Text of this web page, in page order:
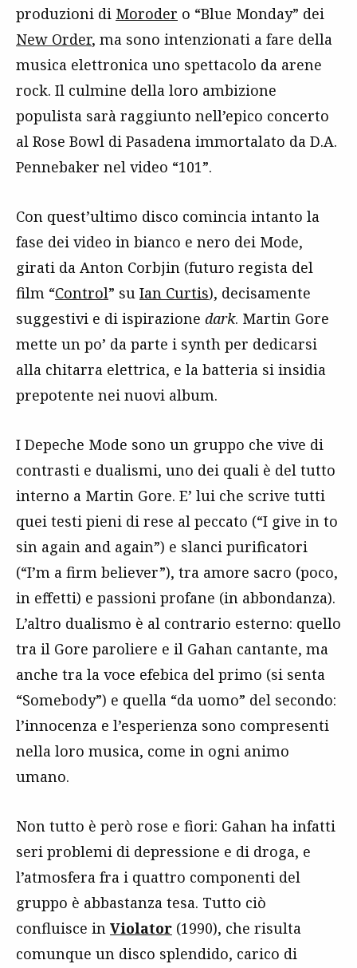
produzioni di Moroder o “Blue Monday” dei
New Order, ma sono intenzionati a fare della
musica elettronica uno spettacolo da arene
rock. Il culmine della loro ambizione
populista sarà raggiunto nell’epico concerto
al Rose Bowl di Pasadena immortalato da D.A.
Pennebaker nel video “101”.
Con quest’ultimo disco comincia intanto la
fase dei video in bianco e nero dei Mode,
girati da Anton Corbjin (futuro regista del
film “Control” su Ian Curtis), decisamente
suggestivi e di ispirazione dark. Martin Gore
mette un po’ da parte i synth per dedicarsi
alla chitarra elettrica, e la batteria si insidia
prepotente nei nuovi album.
I Depeche Mode sono un gruppo che vive di
contrasti e dualismi, uno dei quali è del tutto
interno a Martin Gore. E’ lui che scrive tutti
quei testi pieni di rese al peccato (“I give in to
sin again and again”) e slanci purificatori
(“I’m a firm believer”), tra amore sacro (poco,
in effetti) e passioni profane (in abbondanza).
L’altro dualismo è al contrario esterno: quello
tra il Gore paroliere e il Gahan cantante, ma
anche tra la voce efebica del primo (si senta
“Somebody”) e quella “da uomo” del secondo:
l’innocenza e l’esperienza sono compresenti
nella loro musica, come in ogni animo
umano.
Non tutto è però rose e fiori: Gahan ha infatti
seri problemi di depressione e di droga, e
l’atmosfera fra i quattro componenti del
gruppo è abbastanza tesa. Tutto ciò
confluisce in Violator (1990), che risulta
comunque un disco splendido, carico di